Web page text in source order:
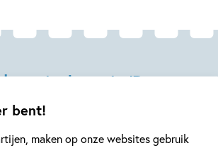
bent!
maken op onze websites gebruik
uit de serie 'De